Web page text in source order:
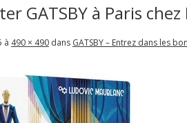
GATSBY à Paris chez
à 490 × 490dans GATSBY – Entrez dans les